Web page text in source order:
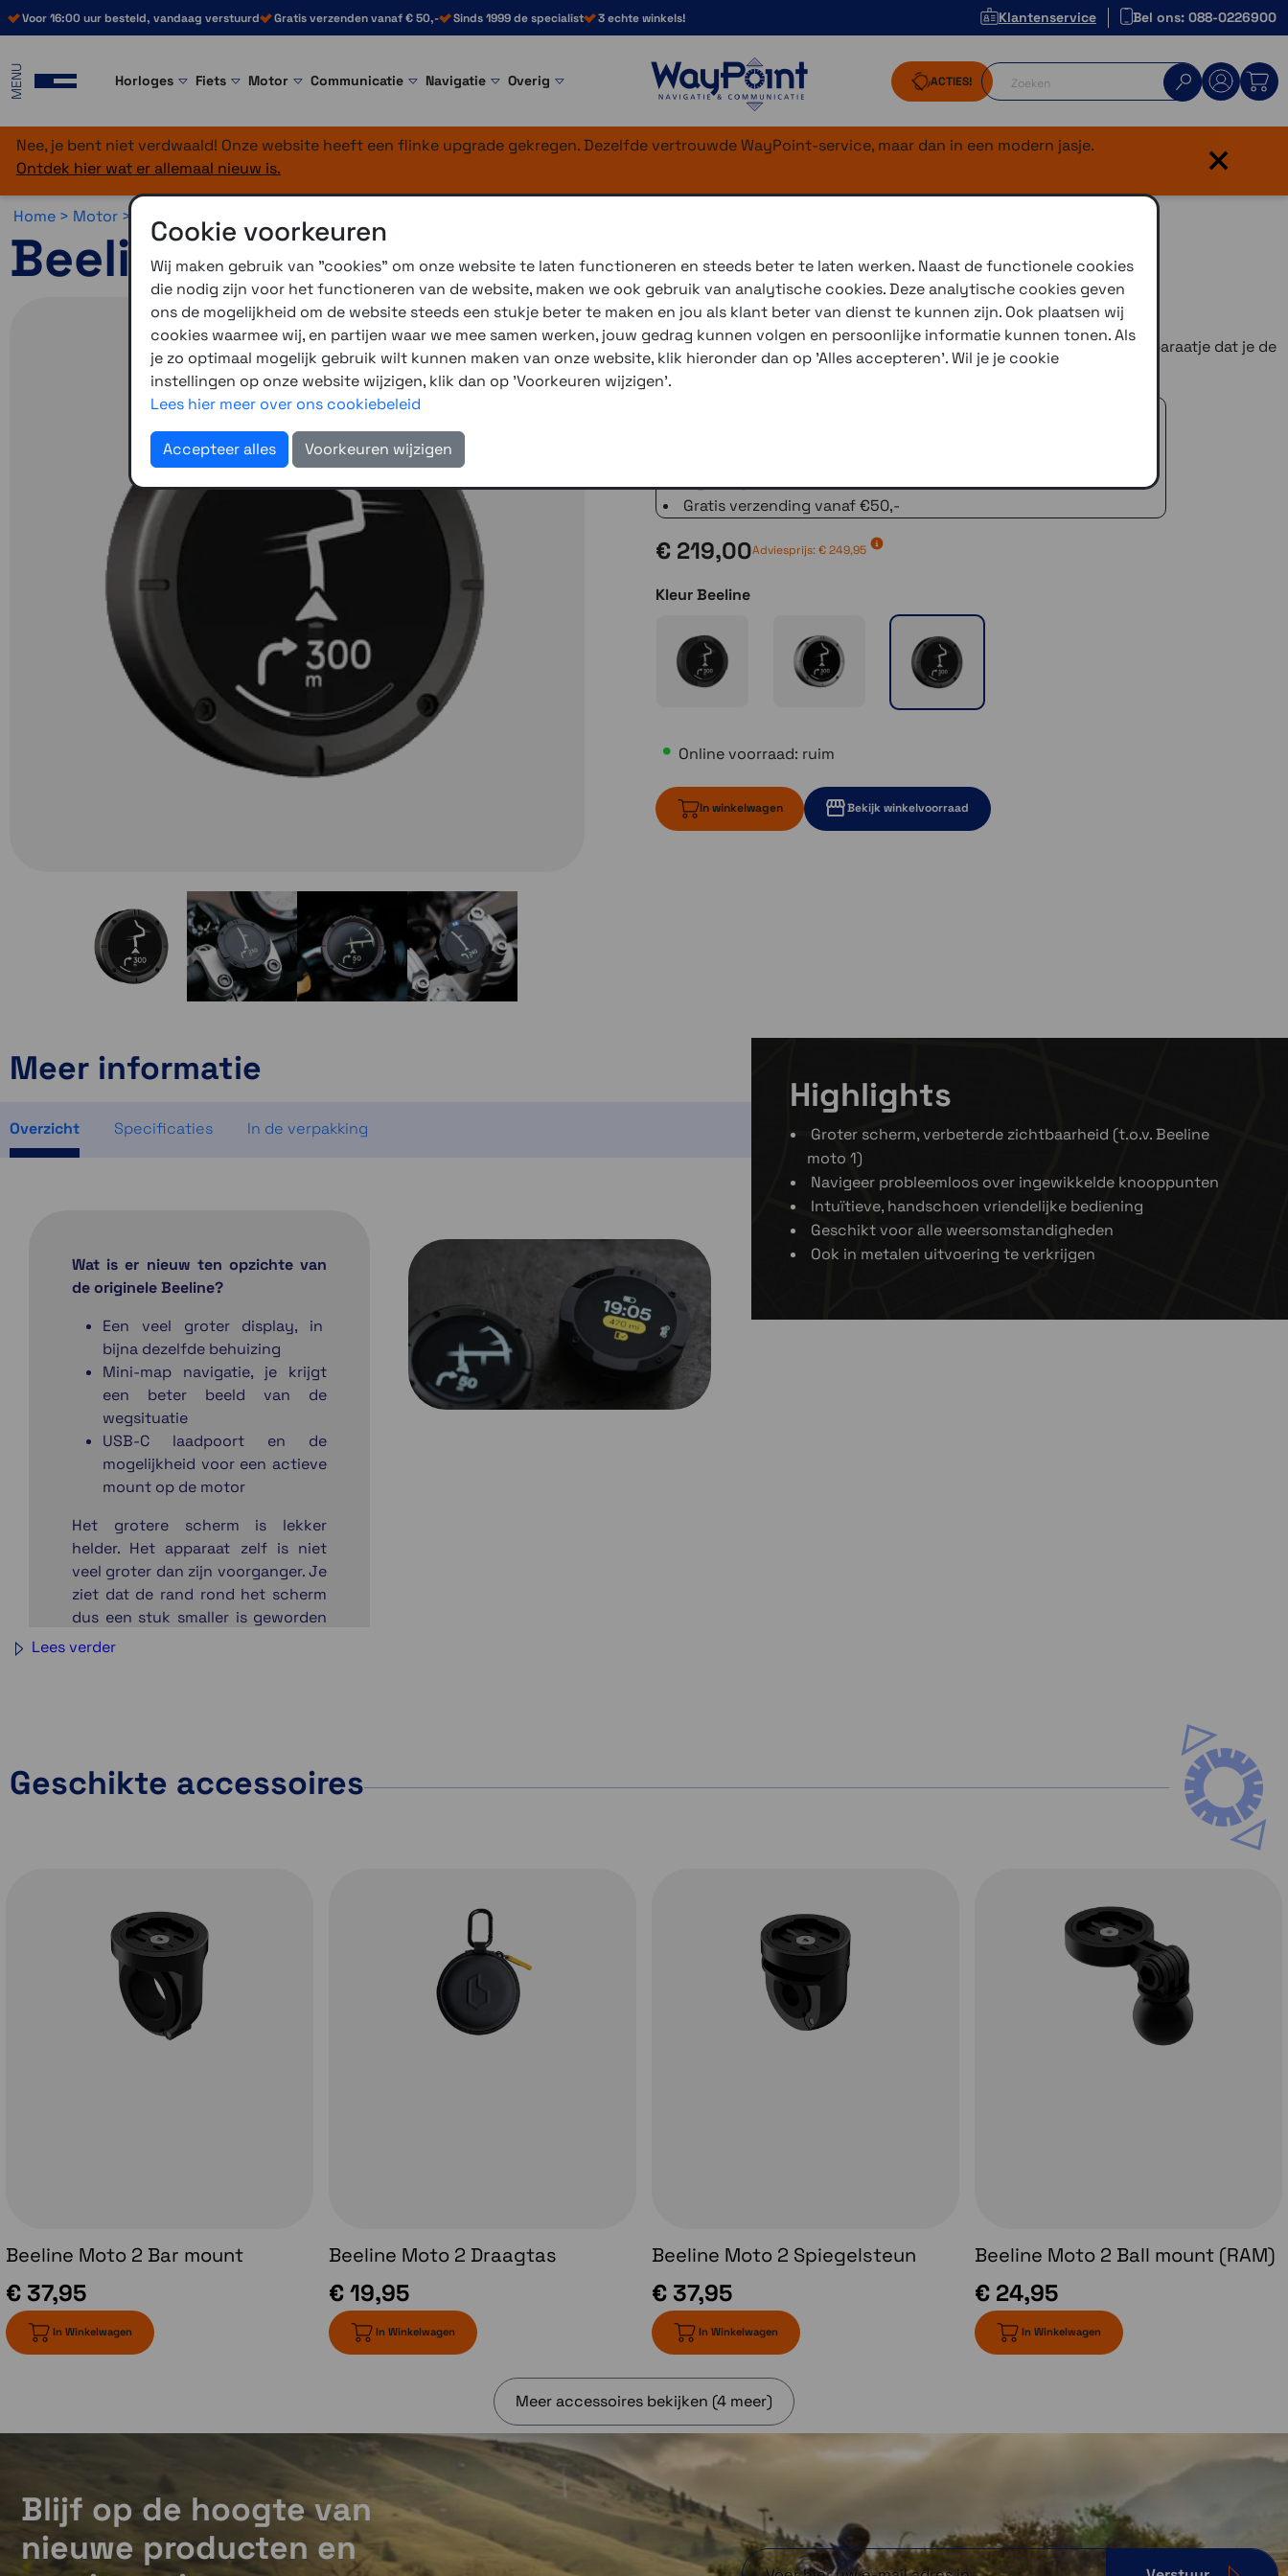
Voor 16:00 uur besteld, vandaag verstuurd Gratis verzenden vanaf € 50,- Sinds 1999 de specialist 3 echte winkels! Klantenservice Bel ons: 088-0226900
MENU Horloges Fiets Motor Communicatie Navigatie Overig ACTIES!
Nee, je bent niet verdwaald! Onze website heeft een flinke upgrade gekregen. Dezelfde vertrouwde WayPoint-service, maar dan in een modern jasje.
Ontdek hier wat er allemaal nieuw is.
×
Home > Motor >
Beeline Moto 2 Metal Donkergrijs
Groter, helderder en slimmer dan ooit, de Beeline Moto 2.
Voor wie geen groot display op zijn motor wil, maar een compact apparaatje dat je de
weg wijst! Ook leverbaar alsClassic EdtionofAnniversary Edition
Gratis verzending vanaf €50,-
€ 219,00Adviesprijs: € 249,95
Kleur Beeline
Online voorraad: ruim
In winkelwagen Bekijk winkelvoorraad
Meer informatie
Overzicht Specificaties In de verpakking
Wat is er nieuw ten opzichte van
de originele Beeline?
Een veel groter display, in
bijna dezelfde behuizing
Mini-map navigatie, je krijgt
een beter beeld van de
wegsituatie
USB-C laadpoort en de
mogelijkheid voor een actieve
mount op de motor
Het grotere scherm is lekker
helder. Het apparaat zelf is niet
veel groter dan zijn voorganger. Je
ziet dat de rand rond het scherm
dus een stuk smaller is geworden
waardoor het apparaat er mooi
Groter scherm,
verbeterde
zichtbaarheid
Zie meer van de
reis voor je, met
afslag duidelijk in
schermen.
Lees verder
Highlights
Groter scherm, verbeterde zichtbaarheid (t.o.v. Beeline
moto 1)
Navigeer probleemloos over ingewikkelde knooppunten
Intuïtieve, handschoen vriendelijke bediening
Geschikt voor alle weersomstandigheden
Ook in metalen uitvoering te verkrijgen
Geschikte accessoires
Beeline Moto 2 Bar mount
€ 37,95
In Winkelwagen
Beeline Moto 2 Draagtas
€ 19,95
In Winkelwagen
Beeline Moto 2 Spiegelsteun
€ 37,95
In Winkelwagen
Beeline Moto 2 Ball mount (RAM)
€ 24,95
In Winkelwagen
Meer accessoires bekijken (4 meer)
Blijf op de hoogte van
nieuwe producten en
Cookie voorkeuren
Wij maken gebruik van "cookies" om onze website te laten functioneren en steeds beter te laten werken. Naast de functionele cookies
die nodig zijn voor het functioneren van de website, maken we ook gebruik van analytische cookies. Deze analytische cookies geven
ons de mogelijkheid om de website steeds een stukje beter te maken en jou als klant beter van dienst te kunnen zijn. Ook plaatsen wij
cookies waarmee wij, en partijen waar we mee samen werken, jouw gedrag kunnen volgen en persoonlijke informatie kunnen tonen. Als
je zo optimaal mogelijk gebruik wilt kunnen maken van onze website, klik hieronder dan op 'Alles accepteren'. Wil je je cookie
instellingen op onze website wijzigen, klik dan op 'Voorkeuren wijzigen'.
Lees hier meer over ons cookiebeleid
Accepteer alles Voorkeuren wijzigen